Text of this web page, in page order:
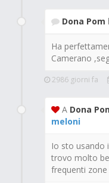
Dona Pom
Ha
Camerano
2986 giorni fa
A Dona
meloni
Io sto usando
trovo molto
frequenti zone